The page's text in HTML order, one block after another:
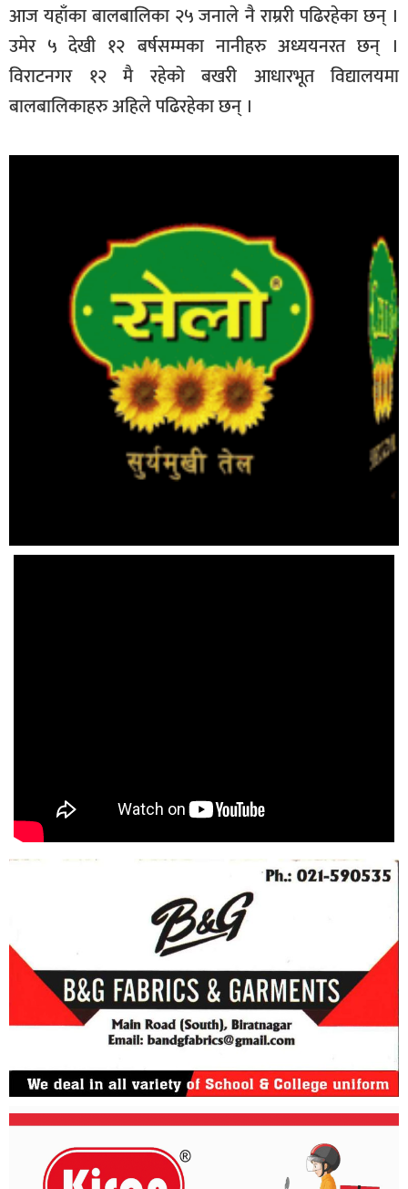
आज यहाँका बालबालिका २५ जनाले नै राम्ररी पढिरहेका छन् ।
उमेर ५ देखी १२ बर्षसम्मका नानीहरु अध्ययनरत छन् ।
विराटनगर १२ मै रहेको बखरी आधारभूत विद्यालयमा
बालबालिकाहरु अहिले पढिरहेका छन् ।